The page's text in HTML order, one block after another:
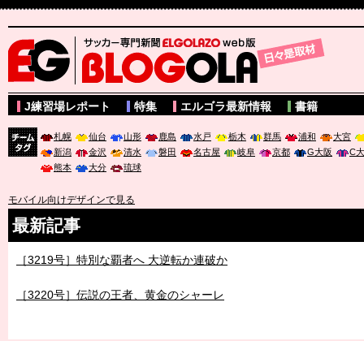
サッカー専門新聞ELGOLAZO web版 BLOGOLA
J練習場レポート 特集 エルゴラ最新情報 書籍
札幌 仙台 山形 鹿島 水戸 栃木 群馬 浦和
大宮
新潟
金沢 清水 磐田 名古屋 岐阜 京都 G大阪
C
熊本
大分 琉球
モバイル向けデザインで見る
最新記事